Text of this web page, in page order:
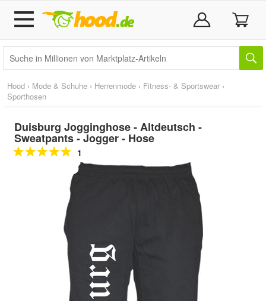
Hood › Mode & Schuhe › Herrenmode › Fitness- & Sportswear ›
Sporthosen
Duisburg Jogginghose - Altdeutsch -
Sweatpants - Jogger - Hose
1